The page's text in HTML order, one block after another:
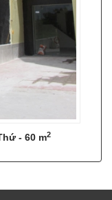
- 60 m2